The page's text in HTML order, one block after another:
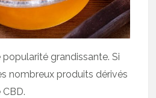
grandissante. Si
nombreux produits dérivés